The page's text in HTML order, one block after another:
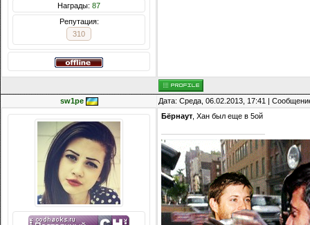
Награды: 87
Репутация:
310
sw1pe Дата: Среда, 06.02.2013, 17:41 |
Бёрнаут , Хан был еще в 5ой